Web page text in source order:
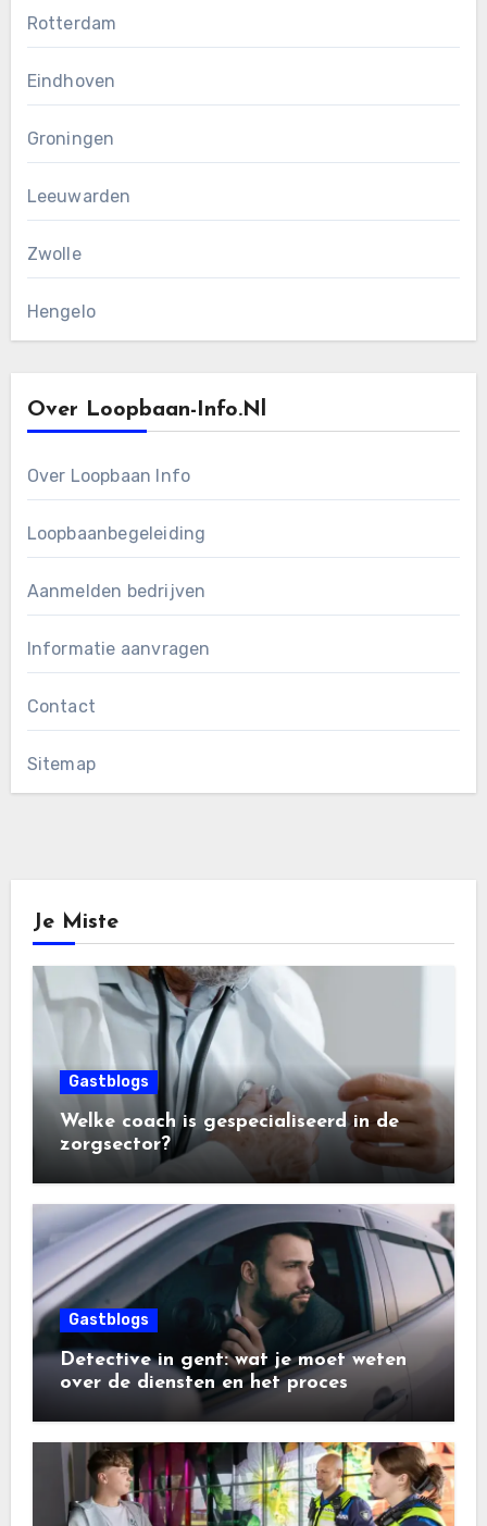
Rotterdam
Eindhoven
Groningen
Leeuwarden
Zwolle
Hengelo
Over Loopbaan-Info.nl
Over Loopbaan Info
Loopbaanbegeleiding
Aanmelden bedrijven
Informatie aanvragen
Contact
Sitemap
Je Miste
Gastblogs
Welke coach is gespecialiseerd in de
zorgsector?
Gastblogs
Detective in gent: wat je moet weten
over de diensten en het proces